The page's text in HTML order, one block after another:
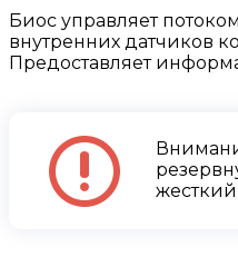
Биос управляет
внутренних датчиков
Предоставляет